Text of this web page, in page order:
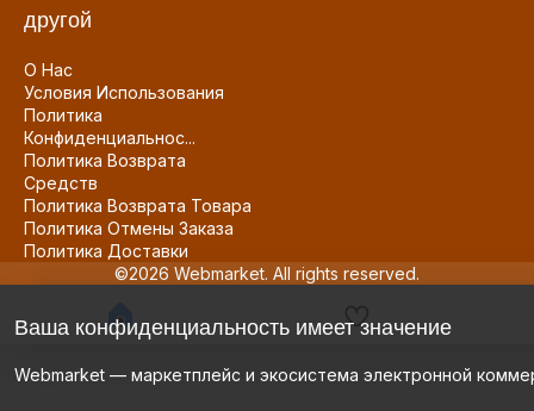
другой
О Нас
Условия Использования
Политика
Конфиденциальнос...
Политика Возврата
Средств
Политика Возврата Товара
Политика Отмены Заказа
Политика Доставки
©2026 Webmarket. All rights reserved.
Ваша конфиденциальность имеет значение
Webmarket — маркетплейс и экосистема электронной